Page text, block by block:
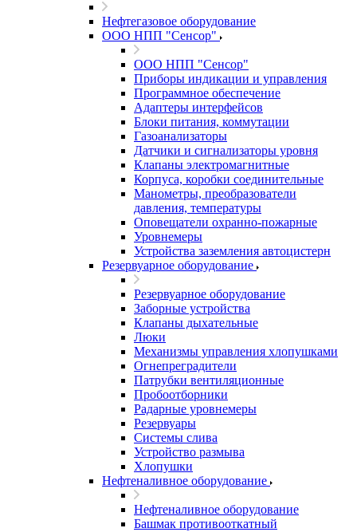
Нефтегазовое оборудование
ООО НПП "Сенсор"
ООО НПП "Сенсор"
Приборы индикации и управления
Программное обеспечение
Адаптеры интерфейсов
Блоки питания, коммутации
Газоанализаторы
Датчики и сигнализаторы уровня
Клапаны электромагнитные
Корпуса, коробки соединительные
Манометры, преобразователи
давления, температуры
Оповещатели охранно-пожарные
Уровнемеры
Устройства заземления автоцистерн
Резервуарное оборудование
Резервуарное оборудование
Заборные устройства
Клапаны дыхательные
Люки
Механизмы управления хлопушками
Огнепреградители
Патрубки вентиляционные
Пробоотборники
Радарные уровнемеры
Резервуары
Системы слива
Устройство размыва
Хлопушки
Нефтеналивное оборудование
Нефтеналивное оборудование
Башмак противооткатный